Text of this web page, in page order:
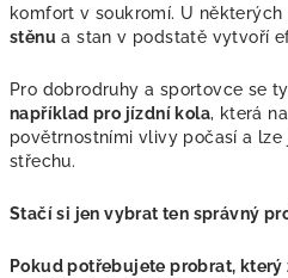
komfort v soukromí. U některých
stěnu a stan v podstatě vytvoří
Pro dobrodruhy a sportovce se
například pro jízdní kola, která
povětrnostními vlivy počasí a
střechu.
Stačí si jen vybrat ten správný
Pokud potřebujete probrat, který